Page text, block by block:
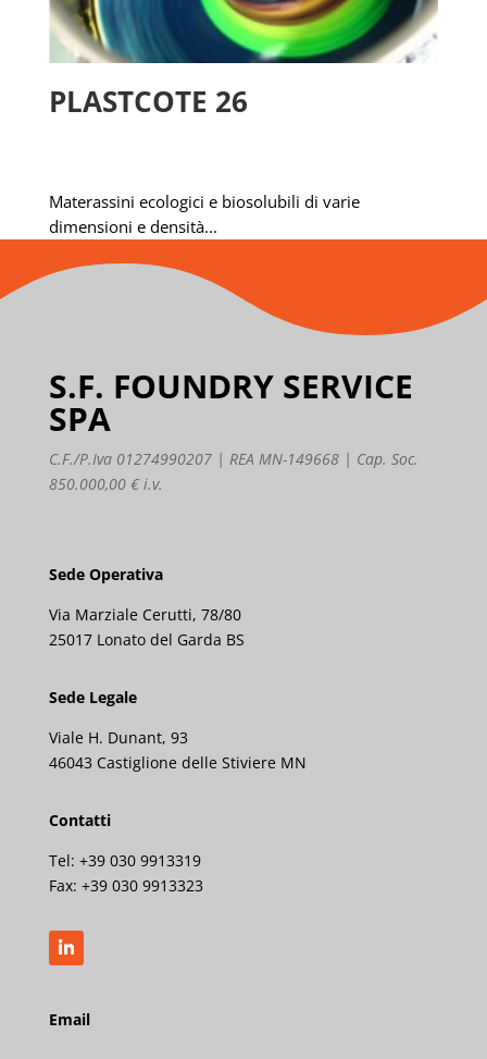
PLASTCOTE 26
Materassini ecologici e biosolubili di varie
dimensioni e densità...
S.F. FOUNDRY SERVICE
SPA
C.F./P.Iva 01274990207 | REA MN-149668 | Cap. Soc.
850.000,00 € i.v.
Sede Operativa
Via Marziale Cerutti, 78/80
25017 Lonato del Garda BS
Sede Legale
Viale H. Dunant, 93
46043 Castiglione delle Stiviere MN
Contatti
Tel: +39 030 9913319
Fax: +39 030 9913323
Email